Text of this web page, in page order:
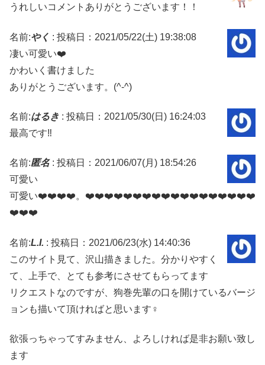
うれしいコメントありがとうございます！！
名前:やく : 投稿日：2021/05/22(土) 19:38:08
凄い可愛い❤️
かわいく書けました
ありがとうございます。(^-^)
名前:はるき : 投稿日：2021/05/30(日) 16:24:03
最高です‼️
名前:匿名: 投稿日：2021/06/07(月) 18:54:26
可愛い
可愛い❤️❤️❤️❤️。❤️❤️❤️❤️❤️❤️❤️❤️❤️❤️❤️❤️❤️❤️❤️❤️❤️❤️
❤️❤️❤️
名前:L.I. : 投稿日：2021/06/23(水) 14:40:36
このサイト見て、沢山描きました。分かりやすく
て、上手で、とても参考にさせてもらってます
リクエストなのですが、狗巻先輩の口を開けているバージ
ョンも描いて頂ければと思います‍♀️
欲張っちゃってすみません、よろしければ是非お願い致し
ます